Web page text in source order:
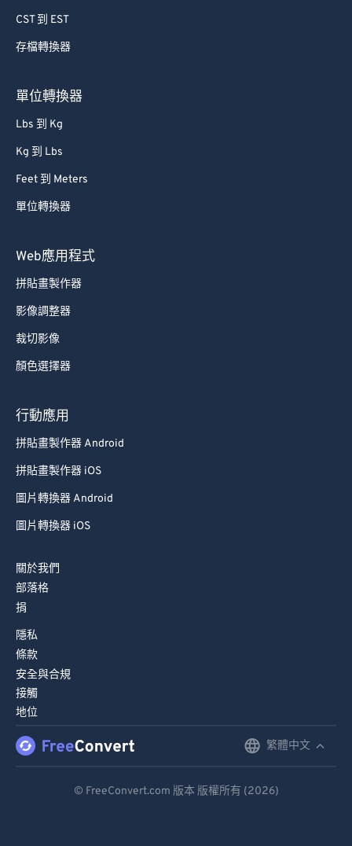
CST 到 EST
存檔轉換器
單位轉換器
Lbs 到 Kg
Kg 到 Lbs
Feet 到 Meters
單位轉換器
Web應用程式
拼貼畫製作器
影像調整器
裁切影像
顏色選擇器
行動應用
拼貼畫製作器 Android
拼貼畫製作器 iOS
圖片轉換器 Android
圖片轉換器 iOS
關於我們
部落格
捐
隱私
條款
安全與合規
接觸
地位
繁體中文
© FreeConvert.com 版本 版權所有 (2026)